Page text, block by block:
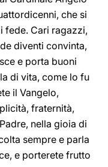
che si
fede. Cari ragazzi,
diventi convinta,
e porta buoni
di vita, come lo fu
il Vangelo,
fraternità,
nella gioia di
sempre e parla
e porterete frutto